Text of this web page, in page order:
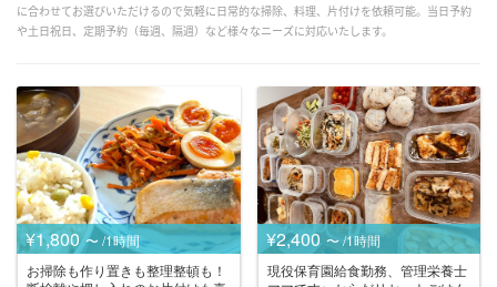
に合わせてお選びいただけるので気軽に日常的な掃除、料理、片付けを依頼可能。当日予約
や土日祝日、定期予約（毎週、隔週）など様々なニーズに対応いたします。
¥1,800 〜 /1時間
お掃除も作り置きも整理整頓も！
¥2,400 〜 /1時間
現役保育園給食勤務、管理栄養士